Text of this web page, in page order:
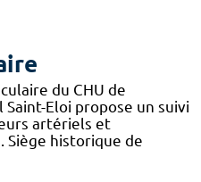
du CHU de
Eloi propose un suivi
artériels et
Siège historique de